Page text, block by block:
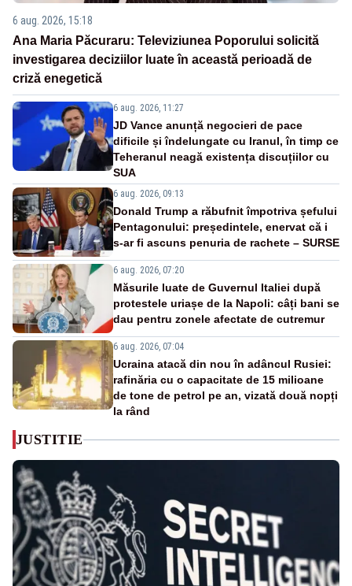
6 aug. 2026, 15:18
Ana Maria Păcuraru: Televiziunea Poporului solicită
investigarea deciziilor luate în această perioadă de
criză enegetică
6 aug. 2026, 11:27
JD Vance anunță negocieri de pace
dificile și îndelungate cu Iranul, în timp ce
Teheranul neagă existența discuțiilor cu
SUA
6 aug. 2026, 09:13
Donald Trump a răbufnit împotriva șefului
Pentagonului: președintele, enervat că i
s-ar fi ascuns penuria de rachete – SURSE
6 aug. 2026, 07:20
Măsurile luate de Guvernul Italiei după
protestele uriașe de la Napoli: câți bani se
dau pentru zonele afectate de cutremur
6 aug. 2026, 07:04
Ucraina atacă din nou în adâncul Rusiei:
rafinăria cu o capacitate de 15 milioane
de tone de petrol pe an, vizată două nopți
la rând
JUSTITIE